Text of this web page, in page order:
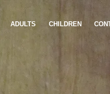
ADULTS CHILDREN